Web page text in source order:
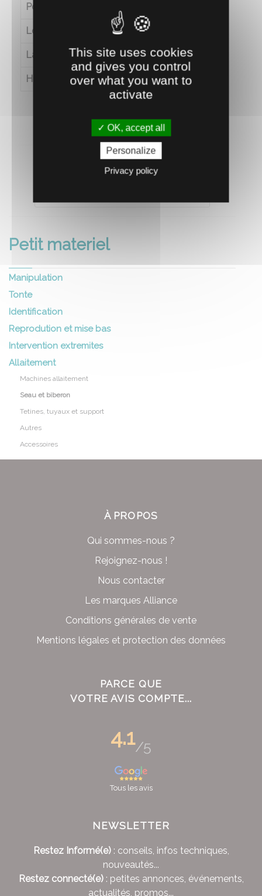
Poids (en kg)
Longueur (en cm) 38
Largeur (en cm) 29
Hauteur (en cm) 36
Petit materiel
Manipulation
Tonte
Identification
Reprodution et mise bas
Intervention extremites
Allaitement
Machines allaitement
Seau et biberon
Tetines, tuyaux et support
Autres
Accessoires
À PROPOS
Qui sommes-nous ?
Rejoignez-nous !
Nous contacter
Les marques Alliance
Conditions générales de vente
Mentions légales et protection des données
PARCE QUE
VOTRE AVIS COMPTE...
4.1/5
Tous les avis
NEWSLETTER
Restez Informé(e): conseils, infos techniques,
nouveautés...
Restez connecté(e): petites annonces, événements,
actualités, promos...
This site uses cookies
and gives you control
over what you want to
activate
OK, accept all
Personalize
Privacy policy